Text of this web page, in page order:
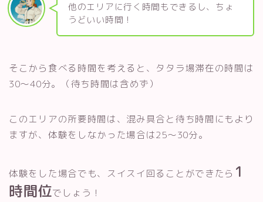
他のエリアに行く時間もできるし、ちょ
うどいい時間！
そこから食べる時間を考えると、タタラ場滞在の時間は
30〜40分。（待ち時間は含めず）
このエリアの所要時間は、混み具合と待ち時間にもより
ますが、体験をしなかった場合は25〜30分。
体験をした場合でも、スイスイ回ることができたら 1
時間位でしょう！